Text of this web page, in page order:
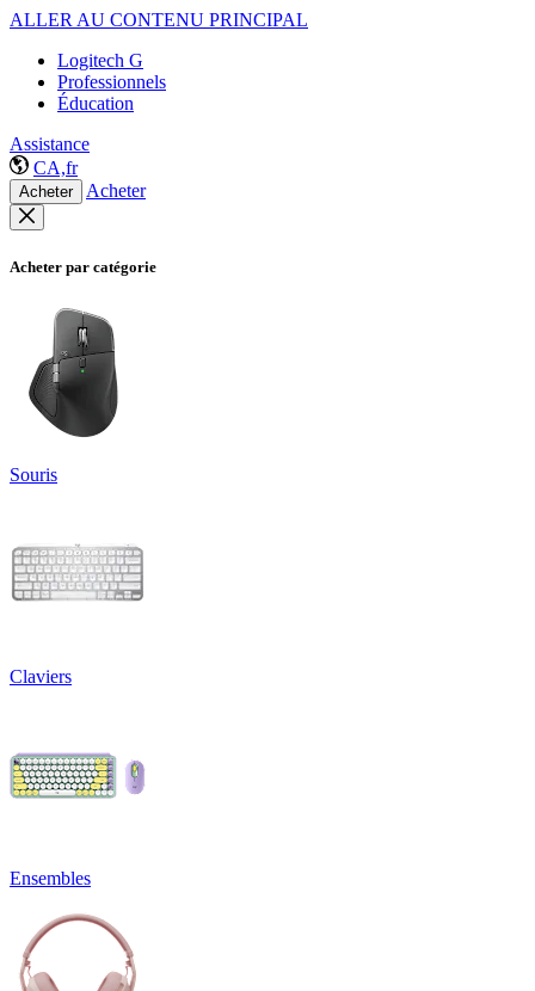
ALLER AU CONTENU PRINCIPAL
Logitech G
Professionnels
Éducation
Assistance
CA,fr
Acheter Acheter
Acheter par catégorie
Souris
Claviers
Ensembles